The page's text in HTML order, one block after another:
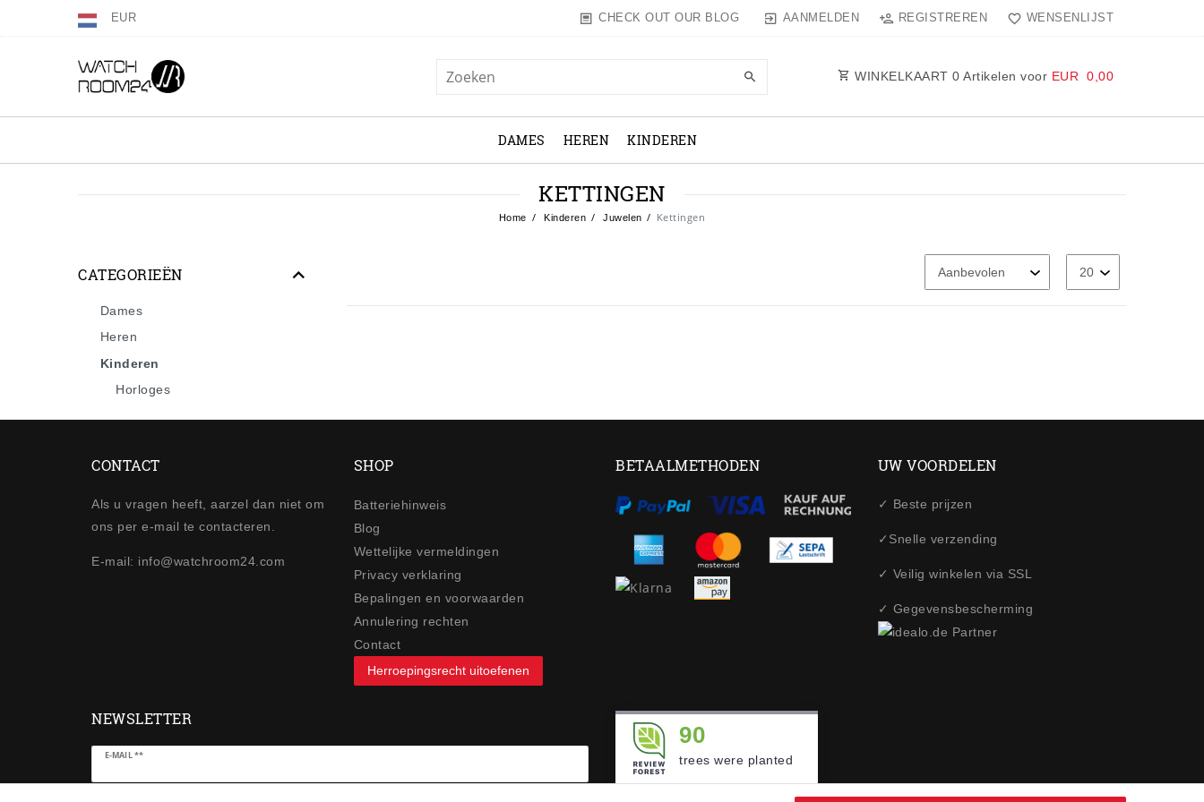
EUR CHECK OUT OUR BLOG AANMELDEN REGISTREREN WENSENLIJST
WINKELKAART 0 Artikelen voor EUR 0,00
DAMES HEREN KINDEREN
KETTINGEN
Home Kinderen Juwelen Kettingen
CATEGORIEËN
Dames
Heren
Kinderen
Horloges
CONTACT
Als u vragen heeft, aarzel dan niet om
ons per e-mail te contacteren.
E-mail: info@watchroom24.com
SHOP
Batteriehinweis
Blog
Wettelijke vermeldingen
Privacy verklaring
Bepalingen en voorwaarden
Annulering rechten
Contact
Herroepingsrecht uitoefenen
BETAALMETHODEN UW VOORDELEN
✓ Beste prijzen
✓Snelle verzending
✓ Veilig winkelen via SSL
✓ Gegevensbescherming
NEWSLETTER
E-MAIL **
Ceres::Template.newsletterHoneypotLabel
90
trees were planted